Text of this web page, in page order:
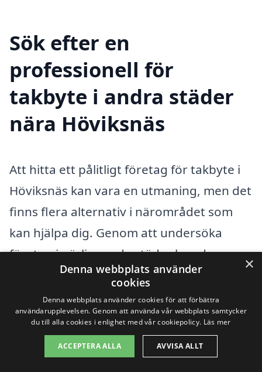
Sök efter en
professionell för
takbyte i andra städer
nära Höviksnäs
Att hitta ett pålitligt företag för takbyte i
Höviksnäs kan vara en utmaning, men det
finns flera alternativ i närområdet som
kan hjälpa dig. Genom att undersöka
företag i närliggande städer kan du
jämföra priser och tjänster för att hitta
den bästa lösningen för ditt takbyte. Här
är några städer i närheten av Höviksnäs
där du kan söka hjälp:
×
Denna webbplats använder
cookies
Denna webbplats använder cookies för att förbättra
användarupplevelsen. Genom att använda vår webbplats samtycker
du till alla cookies i enlighet med vår cookiepolicy. Läs mer
ACCEPTERA ALLA AVVISA ALLT